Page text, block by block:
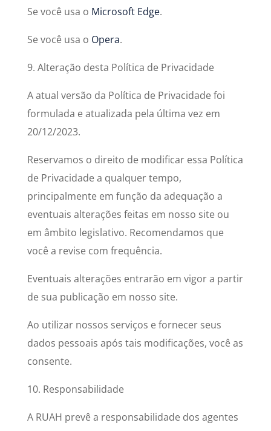
Se você usa o Microsoft Edge.
Se você usa o Opera.
9. Alteração desta Política de Privacidade
A atual versão da Política de Privacidade foi
formulada e atualizada pela última vez em
20/12/2023.
Reservamos o direito de modificar essa Política
de Privacidade a qualquer tempo,
principalmente em função da adequação a
eventuais alterações feitas em nosso site ou
em âmbito legislativo. Recomendamos que
você a revise com frequência.
Eventuais alterações entrarão em vigor a partir
de sua publicação em nosso site.
Ao utilizar nossos serviços e fornecer seus
dados pessoais após tais modificações, você as
consente.
10. Responsabilidade
A RUAH prevê a responsabilidade dos agentes